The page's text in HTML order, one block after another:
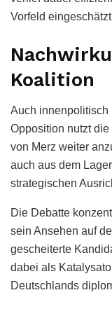
Vorfeld
Koalition
Auch innenpolitisch
Opposition nutzt
von Merz weiter
auch aus dem
strategischen
Die Debatte
sein Ansehen auf
gescheiterte
dabei als
Deutschlands